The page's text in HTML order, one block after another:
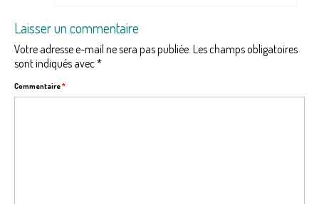
Laisser un commentaire
Votre adresse e-mail ne sera pas publiée. Les champs obligatoires
sont indiqués avec*
Commentaire*